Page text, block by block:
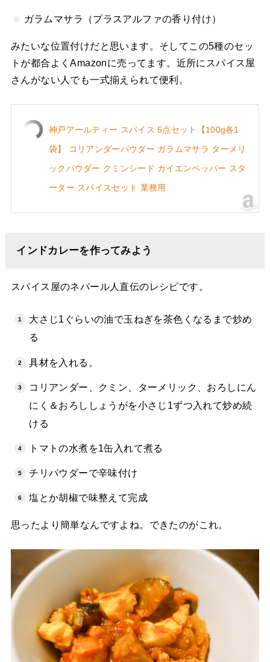
ガラムマサラ（プラスアルファの香り付け）
みたいな位置付けだと思います。そしてこの5種のセッ
トが都合よくAmazonに売ってます。近所にスパイス屋
さんがない人でも一式揃えられて便利。
神戸アールティー スパイス 5点セット【100g各1
袋】 コリアンダーパウダー ガラムマサラ ターメリ
ックパウダー クミンシード カイエンペッパー スタ
ーター スパイスセット 業務用
インドカレーを作ってみよう
スパイス屋のネパール人直伝のレシピです。
大さじ1ぐらいの油で玉ねぎを茶色くなるまで炒め
る
具材を入れる。
コリアンダー、クミン、ターメリック、おろしにん
にく＆おろししょうがを小さじ1ずつ入れて炒め続
ける
トマトの水煮を1缶入れて煮る
チリパウダーで辛味付け
塩とか胡椒で味整えて完成
思ったより簡単なんですよね。できたのがこれ。